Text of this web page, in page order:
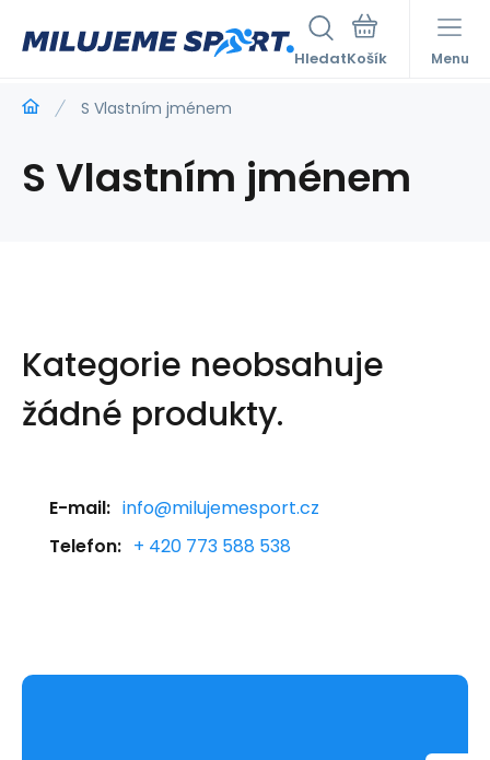
Hledat Menu
S Vlastním jménem
S Vlastním jménem
Kategorie neobsahuje
žádné produkty.
E-mail: info@milujemesport.cz
Telefon: + 420 773 588 538